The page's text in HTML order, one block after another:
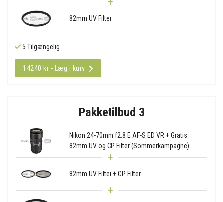
82mm UV Filter
5 Tilgængelig
14240 kr - Læg i kurv
Pakketilbud 3
Nikon 24-70mm f2.8 E AF-S ED VR + Gratis
82mm UV og CP Filter (Sommerkampagne)
82mm UV Filter + CP Filter